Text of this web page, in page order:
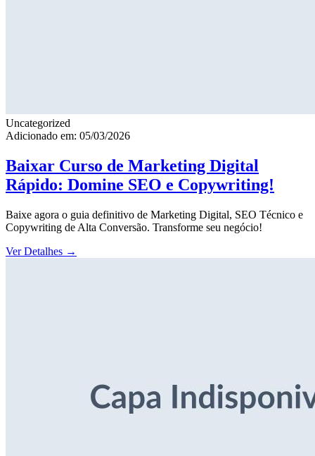
Uncategorized
Adicionado em: 05/03/2026
Baixar Curso de Marketing Digital
Rápido: Domine SEO e Copywriting!
Baixe agora o guia definitivo de Marketing Digital, SEO Técnico e
Copywriting de Alta Conversão. Transforme seu negócio!
Ver Detalhes →